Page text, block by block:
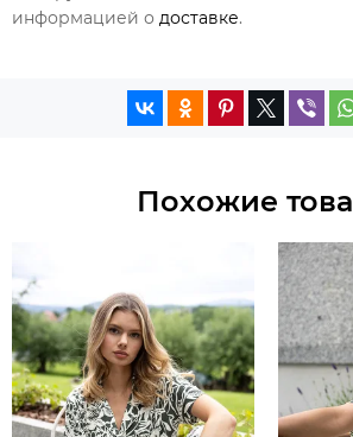
информацией о доставке.
Похожие